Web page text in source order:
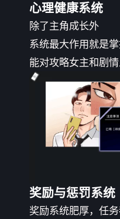
心理健康系统
除了主角成长外
系统最大作用就是
能对攻略女主和剧
奖励与惩罚系统
奖励系统肥厚，任